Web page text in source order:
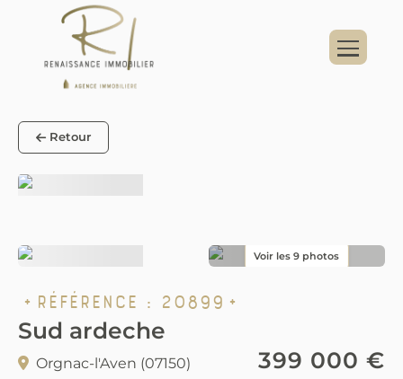
Retour
Référence : 20899
Sud ardeche
Orgnac-l'Aven (07150) 399 000 €
Panneau de gestion des cookies